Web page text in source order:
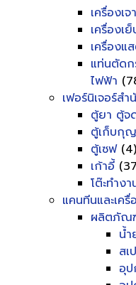
เครื่องเ
เครื่องเ
เครื่องแ
แท่นตัด
ไฟฟ้า
เฟอร์นิเจอร์สำ
ตู้ยา ตู้จ
ตู้เก็บกุ
ตู้เซฟ(4)
เก้าอี้
โต๊ะทำง
แคนทีนและเค
ผลิตภัณ
น้ำ
สเ
อุ